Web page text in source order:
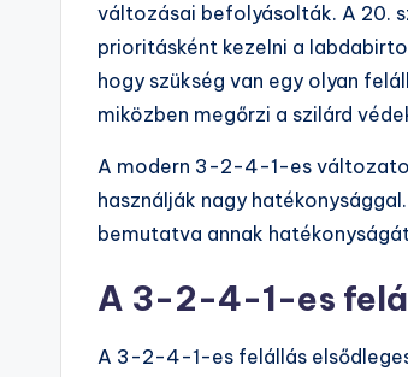
változásai befolyásolták. A 20.
prioritásként kezelni a
hogy szükség van egy olyan
miközben megőrzi a szilárd
A modern 3-2-4-1-es
használják nagy
bemutatva annak
A 3-2-4-1-es
A 3-2-4-1-es felállás